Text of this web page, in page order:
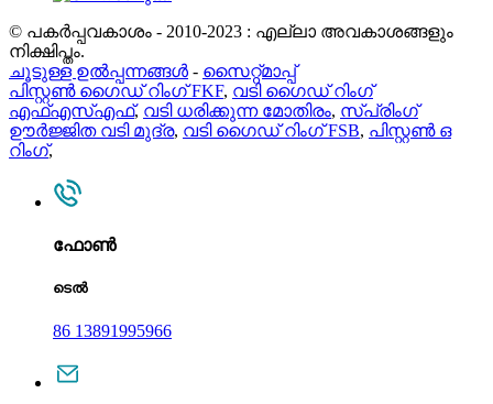
© പകർപ്പവകാശം - 2010-2023 : എല്ലാ അവകാശങ്ങളും
നിക്ഷിപ്തം.
ചൂടുള്ള ഉൽപ്പന്നങ്ങൾ - സൈറ്റ്മാപ്പ്
പിസ്റ്റൺ ഗൈഡ് റിംഗ് FKF, വടി ഗൈഡ് റിംഗ്
എഫ്എസ്എഫ്, വടി ധരിക്കുന്ന മോതിരം, സ്പ്രിംഗ്
ഊർജ്ജിത വടി മുദ്ര, വടി ഗൈഡ് റിംഗ് FSB, പിസ്റ്റൺ ഒ
റിംഗ്,
ഫോൺ
ടെൽ
86 13891995966